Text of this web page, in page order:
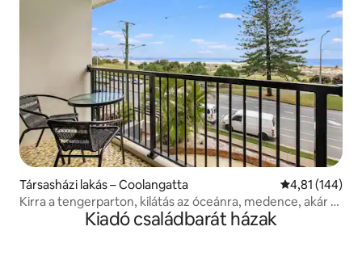
Társasházi lakás – Coolangatta Átlagos
4,81 (144)
Kirra a tengerparton, kilátás az óceánra, medence, akár 5
Kiadó családbarát házak